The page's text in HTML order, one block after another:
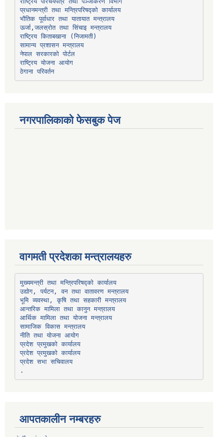
प्रधानमन्त्री तथा मन्त्रिपरिषद्को कार्यालय
भौतिक पूर्वाधार तथा यातायात मन्त्रालय
ऊर्जा,जलस्रोत तथा सिंचाइ मन्त्रालय
सामान्य प्रशासन मन्त्रालय
नेपाल सरकारको पोर्टल
राष्ट्रिय योजना आयोग
ठेगाना परिवर्तन
नगरपालिकाको फेसबुक पेज
वागमती प्रदेशका मन्त्रालयहरु
मुख्यमन्त्री तथा मन्त्रिपरिषद्को कार्यालय
उद्योग, पर्यटन, वन तथा वातावरण मन्त्रालय
भूमि व्यवस्था, कृषि तथा सहकारी मन्त्रालय
आन्तरिक मामिला तथा कानुन मन्त्रालय
आर्थिक मामिला तथा योजना मन्त्रालय
सामाजिक विकास मन्त्रालय
नीति तथा योजना आयोग
प्रदेश प्रमुखको कार्यालय
प्रदेश प्रमुखको कार्यालय
प्रदेश सभा सचिवालय
आपतकालीन नम्बरहरु